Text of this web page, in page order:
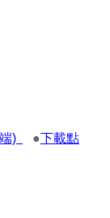
) ●下載點